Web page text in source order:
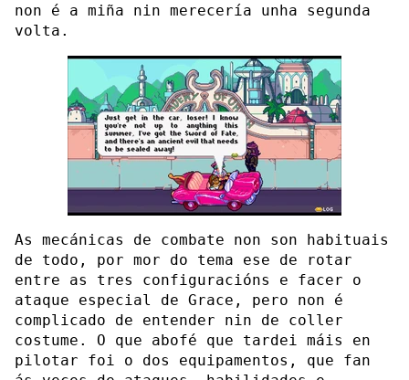
non é a miña nin merecería unha segunda
volta.
As mecánicas de combate non son habituais
de todo, por mor do tema ese de rotar
entre as tres configuracións e facer o
ataque especial de Grace, pero non é
complicado de entender nin de coller
costume. O que abofé que tardei máis en
pilotar foi o dos equipamentos, que fan